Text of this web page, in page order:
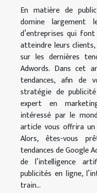
En matière de
domine largement
d’entreprises qui
atteindre leurs
sur les dernières
Adwords. Dans cet
tendances, afin de
stratégie de
expert en
intéressé par le
article vous offrira
Alors, êtes-vous
tendances de Google
de l’intelligence
publicités en ligne,
train...